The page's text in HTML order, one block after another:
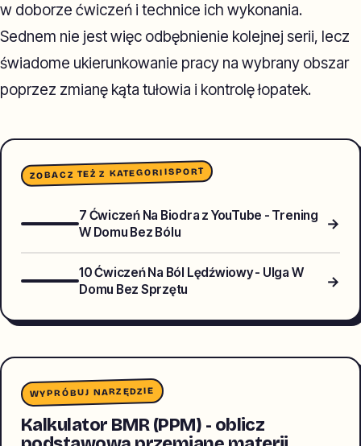
w doborze ćwiczeń i technice ich wykonania.
Sednem nie jest więc odbębnienie kolejnej serii, lecz
świadome ukierunkowanie pracy na wybrany obszar
poprzez zmianę kąta tułowia i kontrolę łopatek.
ZOBACZ TEŻ Z KATEGORIISPORT
7 Ćwiczeń Na Biodra z YouTube - Trening
W Domu Bez Bólu
→
10 Ćwiczeń Na Ból Lędźwiowy - Ulga W
Domu Bez Sprzętu
→
WYPRÓBUJ NARZĘDZIE
Kalkulator BMR (PPM) - oblicz